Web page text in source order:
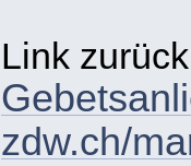
Link zurück
zdw.ch/